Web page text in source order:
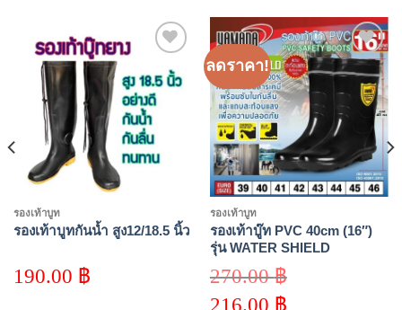
Add to
wishlist
รองเท้าบูท
รองเท้าบูทกันน้ำ สูง12/18.5 นิ้ว
190.00 ฿
ลดราคา!
Add to
wishlist
รองเท้าบูท
รองเท้าบู๊ท PVC 40cm (16″)
รุ่น WATER SHIELD
270.00฿
price
216.00 ฿